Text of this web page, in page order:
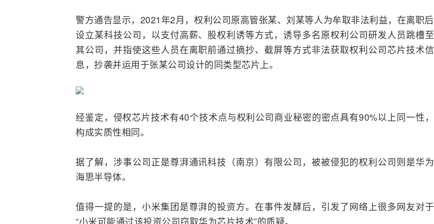
警方通告显示，2021年2月，权利公司原高管张某、刘某等人为牟取非法利益，在离职后
设立某科技公司，以支付高薪、股权利诱等方式，诱导多名原权利公司研发人员跳槽至
其公司，并指使这些人员在离职前通过摘抄、截屏等方式非法获取权利公司芯片技术信
息，抄袭并运用于张某公司设计的同类型芯片上。
经鉴定，侵权芯片技术有40个技术点与权利公司商业秘密的密点具有90%以上同一性，
构成实质性相同。
据了解，涉事公司正是尊湃通讯科技（南京）有限公司，被被侵犯的权利公司则是华为
海思半导体。
值得一提的是，小米集团是尊湃的投资方。在事件发酵后，引发了网络 上很多网友对于
“小米可能通过该投资公司窃取华为芯片技术”的质疑。